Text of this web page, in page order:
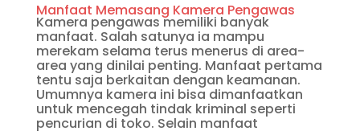
Manfaat Memasang Kamera Pengawas
Kamera pengawas memiliki banyak
manfaat. Salah satunya ia mampu
merekam selama terus menerus di area-
area yang dinilai penting. Manfaat pertama
tentu saja berkaitan dengan keamanan.
Umumnya kamera ini bisa dimanfaatkan
untuk mencegah tindak kriminal seperti
pencurian di toko. Selain manfaat